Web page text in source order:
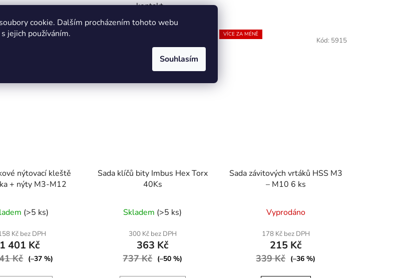
cookie. Dalším procházením tohoto webu
jejich používáním.
Souhlasím
kontakt...
nýtovací kleště
+ nýty M3-M12
(>5 ks)
Kč bez DPH
1 401 Kč
Kč (–37 %)
Sada klíčů bity Imbus Hex Torx
40Ks
Skladem (>5 ks)
300 Kč bez DPH
363 Kč
737 Kč (–50 %)
VÍCE ZA MÉNĚ
Sada závitových vrtáků HSS M3
– M10 6 ks
Vyprodáno
178 Kč bez DPH
215 Kč
339 Kč (–36 %)
Kód: 5915